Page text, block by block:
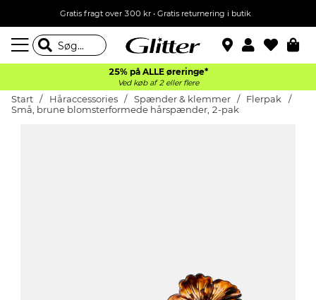
Gratis fragt over 300 kr • Gratis returnering i butik
25% på ALLE øreringe*
Ved køb af 2 eller flere
Start Håraccessories Spænder & klemmer
Flerpak
Små, brune blomsterformede hårspænder, 2-pak